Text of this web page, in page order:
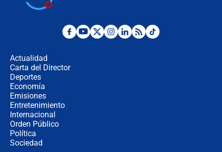
"No hubo fraude ni posibilidad de
Actualidad
Carta del Director
Deportes
Economía
Emisiones
Entretenimiento
Internacional
Orden Público
Política
Sociedad